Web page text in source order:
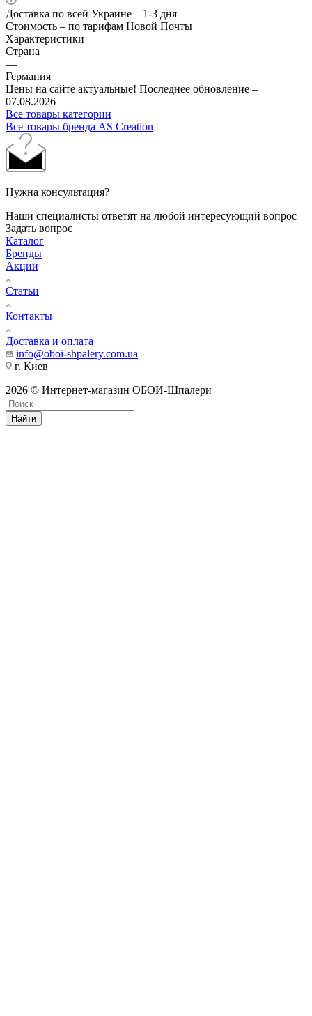
Доставка по всей Украине – 1-3 дня
Стоимость – по тарифам Новой Почты
Характеристики
Страна
—
Германия
Цены на сайте актуальные! Последнее обновление –
07.08.2026
Все товары категории
Все товары бренда AS Creation
Нужна консультация?
Наши специалисты ответят на любой интересующий вопрос
Задать вопрос
Каталог
Бренды
Акции
Статьи
Контакты
Доставка и оплата
info@oboi-shpalery.com.ua
г. Киев
2026 © Интернет-магазин ОБОИ-Шпалери
Найти